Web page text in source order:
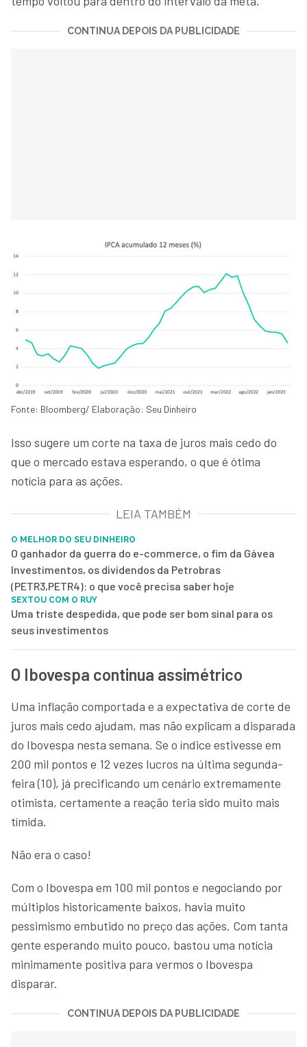
CONTINUA DEPOIS DA PUBLICIDADE
Fonte: Bloomberg/ Elaboração: Seu Dinheiro
Isso sugere um corte na taxa de juros mais cedo do
que o mercado estava esperando, o que é ótima
notícia para as ações.
LEIA TAMBÉM
O MELHOR DO SEU DINHEIRO
O ganhador da guerra do e-commerce, o fim da Gávea
Investimentos, os dividendos da Petrobras
(PETR3,PETR4): o que você precisa saber hoje
SEXTOU COM O RUY
Uma triste despedida, que pode ser bom sinal para os
seus investimentos
O Ibovespa continua assimétrico
Uma inflação comportada e a expectativa de corte de
juros mais cedo ajudam, mas não explicam a disparada
do Ibovespa nesta semana. Se o índice estivesse em
200 mil pontos e 12 vezes lucros na última segunda-
feira (10), já precificando um cenário extremamente
otimista, certamente a reação teria sido muito mais
tímida.
Não era o caso!
Com o Ibovespa em 100 mil pontos e negociando por
múltiplos historicamente baixos, havia muito
pessimismo embutido no preço das ações. Com tanta
gente esperando muito pouco, bastou uma notícia
minimamente positiva para vermos o Ibovespa
disparar.
CONTINUA DEPOIS DA PUBLICIDADE